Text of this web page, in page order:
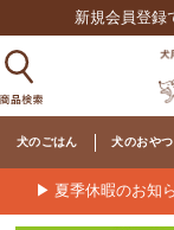
新規会員登録
犬のごはん 犬のおやつ
▶ 夏季休暇のお知